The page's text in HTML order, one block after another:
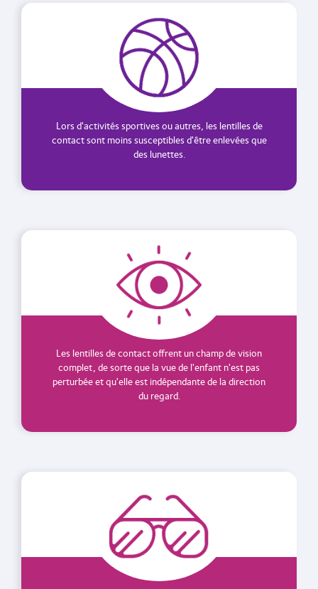
Lors d'activités sportives ou autres, les lentilles de
contact sont moins susceptibles d'être enlevées que
des lunettes.
Les lentilles de contact offrent un champ de vision
complet, de sorte que la vue de l'enfant n'est pas
perturbée et qu'elle est indépendante de la direction
du regard.